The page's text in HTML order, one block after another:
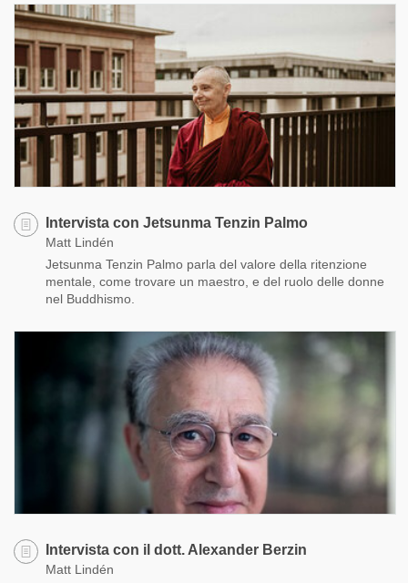
Intervista con Jetsunma Tenzin Palmo
Matt Lindén
Jetsunma Tenzin Palmo parla del valore della ritenzione
mentale, come trovare un maestro, e del ruolo delle donne
nel Buddhismo.
Intervista con il dott. Alexander Berzin
Matt Lindén